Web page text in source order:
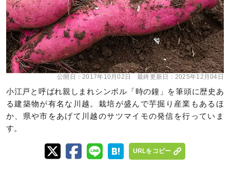
公開日：2017年10月02日 最終更新日： 2025年12月04日
小江戸と呼ばれ親しまれシンボル「時の鐘」を筆頭に歴史あ
る建築物が有名な川越。栽培が盛んで芋掘り産業もあるほ
か、県や市をあげて川越のサツマイモの発信を行っていま
す。
URLをコピー